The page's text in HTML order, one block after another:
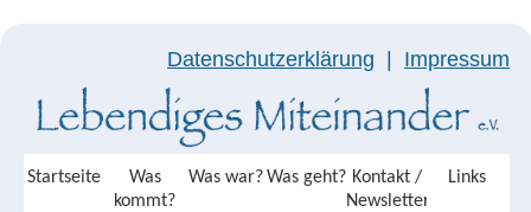
Datenschutzerklärung Impressum
Startseite
Was
kommt?
Was war? Was geht? Kontakt /
Newsletter
Links